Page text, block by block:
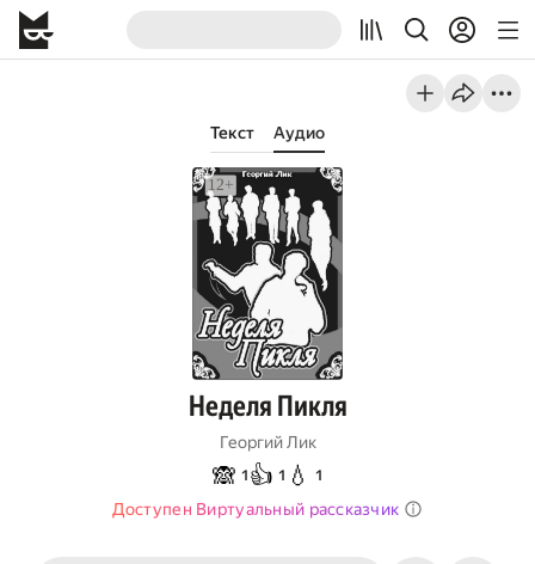
Текст Аудио
Неделя Пикля
Георгий Лик
🙈 1 👍 1 💧 1
Доступен Виртуальный рассказчик